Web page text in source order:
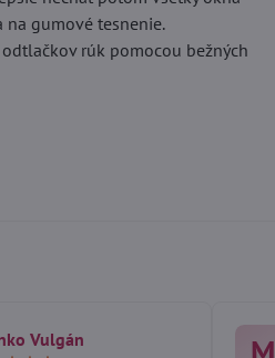
na gumové tesnenie.
rúk pomocou bežných
Vulgán